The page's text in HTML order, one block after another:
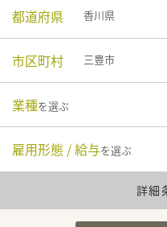
都道府県 香川県
市区町村 三豊市
業種を選ぶ
雇用形態 / 給与を選ぶ
詳細